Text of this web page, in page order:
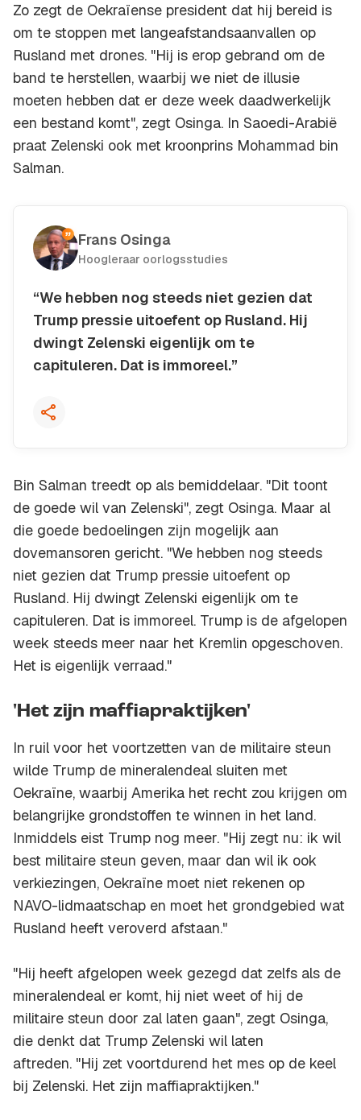
Zo zegt de Oekraïense president dat hij bereid is
om te stoppen met langeafstandsaanvallen op
Rusland met drones. "Hij is erop gebrand om de
band te herstellen, waarbij we niet de illusie
moeten hebben dat er deze week daadwerkelijk
een bestand komt", zegt Osinga. In Saoedi-Arabië
praat Zelenski ook met kroonprins Mohammad bin
Salman.
Frans Osinga
Hoogleraar oorlogsstudies
“We hebben nog steeds niet gezien dat
Trump pressie uitoefent op Rusland. Hij
dwingt Zelenski eigenlijk om te
capituleren. Dat is immoreel.”
Kopieer quote
Bin Salman treedt op als bemiddelaar. "Dit toont
de goede wil van Zelenski", zegt Osinga. Maar al
die goede bedoelingen zijn mogelijk aan
dovemansoren gericht. "We hebben nog steeds
niet gezien dat Trump pressie uitoefent op
Rusland. Hij dwingt Zelenski eigenlijk om te
capituleren. Dat is immoreel. Trump is de afgelopen
week steeds meer naar het Kremlin opgeschoven.
Het is eigenlijk verraad."
'Het zijn maffiapraktijken'
In ruil voor het voortzetten van de militaire steun
wilde Trump de mineralendeal sluiten met
Oekraïne, waarbij Amerika het recht zou krijgen om
belangrijke grondstoffen te winnen in het land.
Inmiddels eist Trump nog meer. "Hij zegt nu: ik wil
best militaire steun geven, maar dan wil ik ook
verkiezingen, Oekraïne moet niet rekenen op
NAVO-lidmaatschap en moet het grondgebied wat
Rusland heeft veroverd afstaan."
"Hij heeft afgelopen week gezegd dat zelfs als de
mineralendeal er komt, hij niet weet of hij de
militaire steun door zal laten gaan", zegt Osinga,
die denkt dat Trump Zelenski wil laten
aftreden. "Hij zet voortdurend het mes op de keel
bij Zelenski. Het zijn maffiapraktijken."